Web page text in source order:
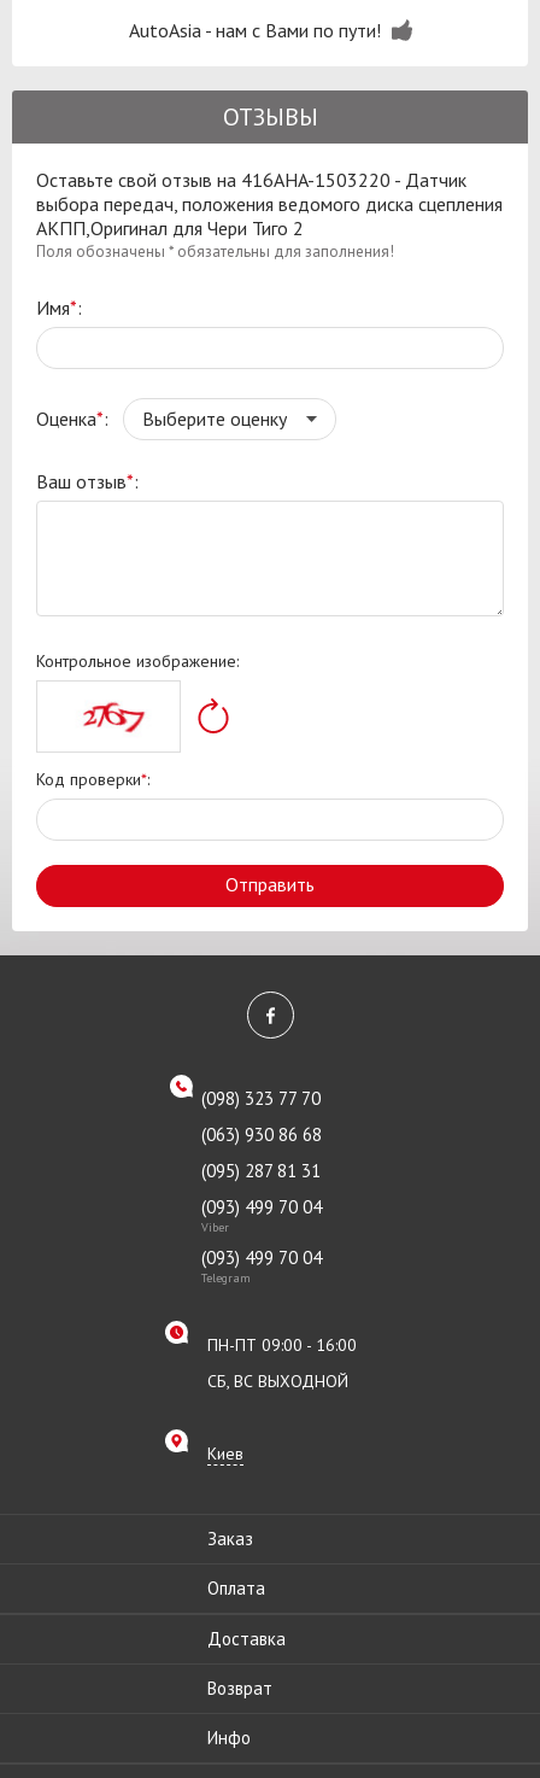
AutoAsia - нам с Вами по пути!
ОТЗЫВЫ
Оставьте свой отзыв на 416AHA-1503220 - Датчик
выбора передач, положения ведомого диска сцепления
АКПП,Оригинал для Чери Тиго 2
Поля обозначены * обязательны для заполнения!
Имя*:
Оценка*:
Ваш отзыв*:
Контрольное изображение:
Код проверки*:
Отправить
(098) 323 77 70
(063) 930 86 68
(095) 287 81 31
(093) 499 70 04
Viber
(093) 499 70 04
Telegram
ПН-ПТ 09:00 - 16:00
СБ, ВС ВЫХОДНОЙ
Киев
Заказ
Оплата
Доставка
Возврат
Инфо